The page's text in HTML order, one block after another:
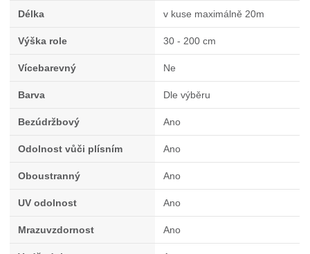
Délka v kuse maximálně 20m
Výška role 30 - 200 cm
Vícebarevný Ne
Barva Dle výběru
Bezúdržbový Ano
Odolnost vůči plísním Ano
Oboustranný Ano
UV odolnost Ano
Mrazuvzdornost Ano